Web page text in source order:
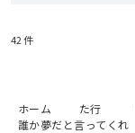
42件
ホーム た行
誰か夢だと言ってくれ